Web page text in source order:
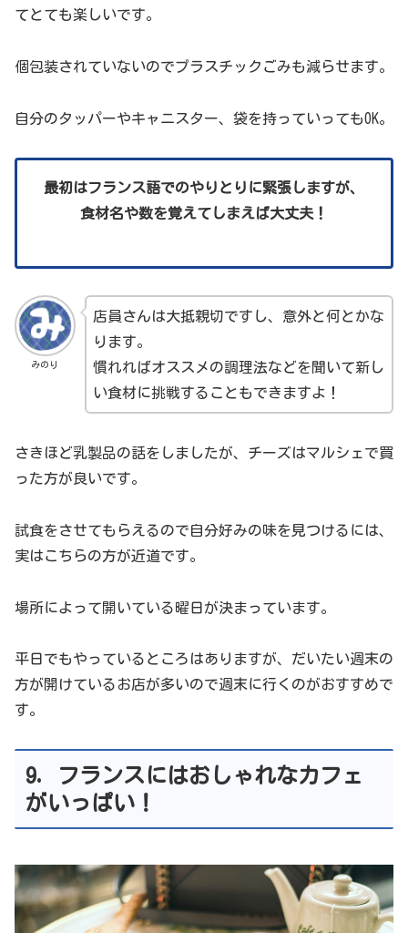
てとても楽しいです。
個包装されていないのでプラスチックごみも減らせます。
自分のタッパーやキャニスター、袋を持っていってもOK。
最初はフランス語でのやりとりに緊張しますが、
食材名や数を覚えてしまえば大丈夫！
みのり
店員さんは大抵親切ですし、意外と何とかな
ります。
慣れればオススメの調理法などを聞いて新し
い食材に挑戦することもできますよ！
さきほど乳製品の話をしましたが、チーズはマルシェで買
った方が良いです。
試食をさせてもらえるので自分好みの味を見つけるには、
実はこちらの方が近道です。
場所によって開いている曜日が決まっています。
平日でもやっているところはありますが、だいたい週末の
方が開けているお店が多いので週末に行くのがおすすめで
す。
9. フランスにはおしゃれなカフェ
がいっぱい！